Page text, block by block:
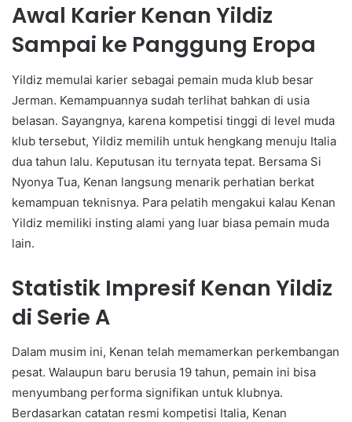
Awal Karier Kenan Yildiz
Sampai ke Panggung Eropa
Yildiz memulai karier sebagai pemain muda klub besar
Jerman. Kemampuannya sudah terlihat bahkan di usia
belasan. Sayangnya, karena kompetisi tinggi di level muda
klub tersebut, Yildiz memilih untuk hengkang menuju Italia
dua tahun lalu. Keputusan itu ternyata tepat. Bersama Si
Nyonya Tua, Kenan langsung menarik perhatian berkat
kemampuan teknisnya. Para pelatih mengakui kalau Kenan
Yildiz memiliki insting alami yang luar biasa pemain muda
lain.
Statistik Impresif Kenan Yildiz
di Serie A
Dalam musim ini, Kenan telah memamerkan perkembangan
pesat. Walaupun baru berusia 19 tahun, pemain ini bisa
menyumbang performa signifikan untuk klubnya.
Berdasarkan catatan resmi kompetisi Italia, Kenan